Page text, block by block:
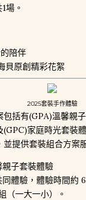
場。
陪伴
貝原創精彩花絮
2025套裝手作體驗
括有(GPA)溫馨親
(GPC)家庭時光套裝
提供套裝組合方案
親子套裝體驗
體驗，體驗時間約
一大一小）。